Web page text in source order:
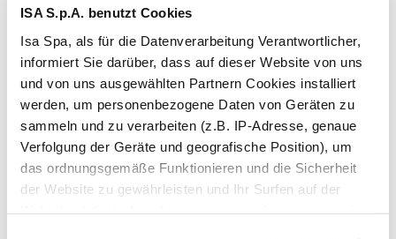
ISA S.p.A. benutzt Cookies
Isa Spa, als für die Datenverarbeitung Verantwortlicher,
informiert Sie darüber, dass auf dieser Website von uns
und von uns ausgewählten Partnern Cookies installiert
werden, um personenbezogene Daten von Geräten zu
sammeln und zu verarbeiten (z.B. IP-Adresse, genaue
Verfolgung der Geräte und geografische Position), um
das ordnungsgemäße Funktionieren und die Sicherheit
der Website zu gewährleisten und Ihr Surfen auf der
ANFRAGE INFORMATIONEN